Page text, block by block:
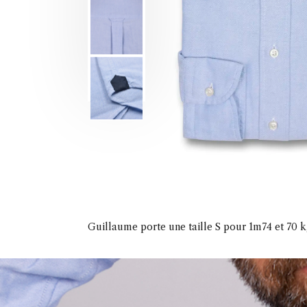
Guillaume porte une taille S pour 1m74 et 70